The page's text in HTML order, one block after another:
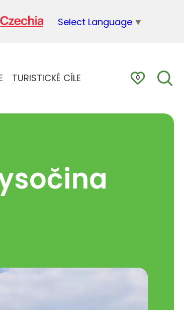
Select Language ▼
TURISTICKÉ CÍLE 0